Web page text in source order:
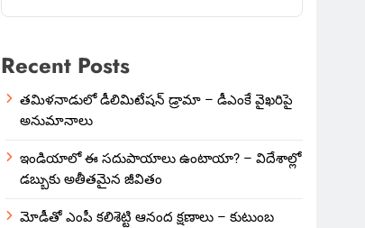
Recent Posts
తమిళనాడులో డీలిమిటేషన్ డ్రామా – డీఎంకే వైఖరిపై
అనుమానాలు
ఇండియాలో‌ ఈ సదుపాయాలు ఉంటాయా? – విదేశాల్లో
డబ్బుకు అతీతమైన జీవితం
మోడీతో ఎంపీ కలిశెట్టి ఆనంద క్షణాలు – కుటుంబ